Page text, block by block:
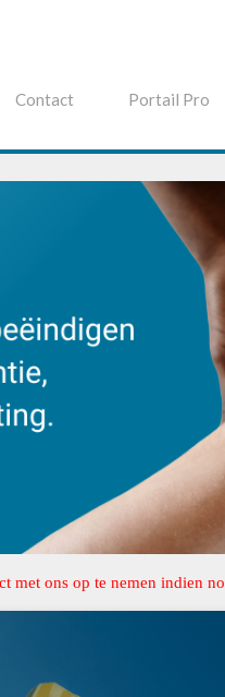
Contact Portail Pro
met ons op te nemen indien